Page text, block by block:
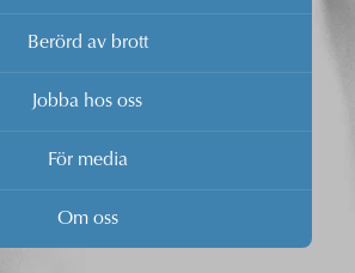
Berörd av brott
Jobba hos oss
För media
Om oss